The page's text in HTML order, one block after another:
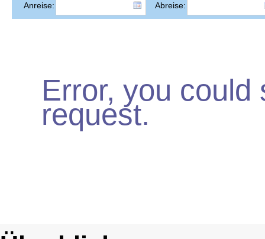
Anreise: Abreise:
Error, you could
request.